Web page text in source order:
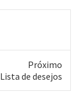
Próximo
Lista de desejos